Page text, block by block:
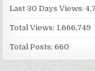
Last 30 Days Views:
Total Views: 1,666,749
Total Posts:660